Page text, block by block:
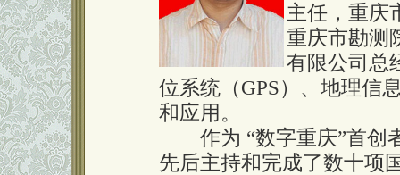
主任，重庆
重庆市勘测
有限公司总
位系统（GPS）、地理信
和应用。
作为 “数字重庆”首创
先后主持和完成了数十项